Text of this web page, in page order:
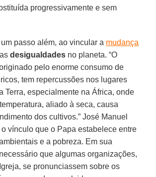
progressivamente e sem
passo além, ao vincular a mudança
desigualdades no planeta. “O
pelo enorme consumo de
tem repercussões nos lugares
Terra, especialmente na África, onde
aliado à seca, causa
dos cultivos.” José Manuel
vínculo que o Papa estabelece entre
e a pobreza. Em sua
que algumas organizações,
se pronunciassem sobre os